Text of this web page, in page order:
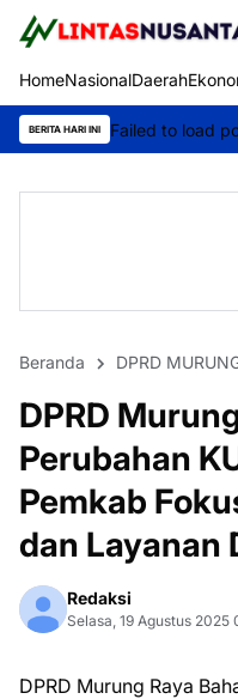
HomeNasionalDaerah
BERITA HARI INI Failed to load
Beranda DPRD
DPRD
Perubahan
Pemkab
dan Layanan
Redaksi
Selasa, 19 Agustus 2025
DPRD Murung Raya